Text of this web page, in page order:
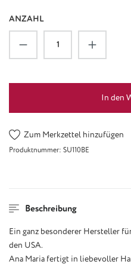
ANZAHL
Produkt Anzahl: Gib
In den
Zum Merkzettel hinzufügen
Produktnummer: SU110BE
Beschreibung
Ein ganz besonderer Hersteller
den USA.
Ana Maria fertigt in liebevoller